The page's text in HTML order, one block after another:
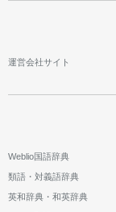
運営会社サイト
Weblio国語辞典
類語・対義語辞典
英和辞典・和英辞典